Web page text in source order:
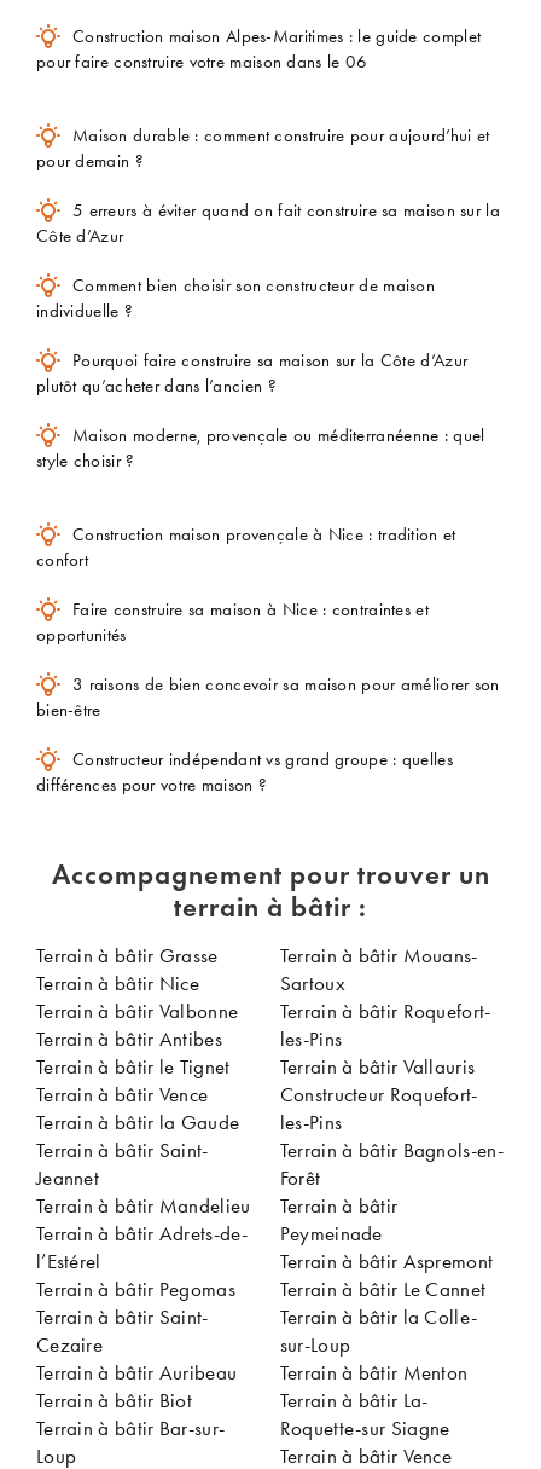
Accompagnement pour trouver un
terrain à bâtir :
Terrain à bâtir Grasse
Terrain à bâtir Nice
Terrain à bâtir Valbonne
Terrain à bâtir Antibes
Terrain à bâtir le Tignet
Terrain à bâtir Vence
Terrain à bâtir la Gaude
Terrain à bâtir Saint-
Jeannet
Terrain à bâtir Mandelieu
Terrain à bâtir Adrets-de-
l’Estérel
Terrain à bâtir Pegomas
Terrain à bâtir Saint-
Cezaire
Terrain à bâtir Auribeau
Terrain à bâtir Biot
Terrain à bâtir Bar-sur-
Loup
Terrain à bâtir Mouans-
Sartoux
Terrain à bâtir Roquefort-
les-Pins
Terrain à bâtir Vallauris
Constructeur Roquefort-
les-Pins
Terrain à bâtir Bagnols-en-
Forêt
Terrain à bâtir
Peymeinade
Terrain à bâtir Aspremont
Terrain à bâtir Le Cannet
Terrain à bâtir la Colle-
sur-Loup
Terrain à bâtir Menton
Terrain à bâtir La-
Roquette-sur Siagne
Terrain à bâtir Vence
Construction maison Alpes-Maritimes : le guide complet
pour faire construire votre maison dans le 06
Maison durable : comment construire pour aujourd’hui et
pour demain ?
5 erreurs à éviter quand on fait construire sa maison sur la
Côte d’Azur
Comment bien choisir son constructeur de maison
individuelle ?
Pourquoi faire construire sa maison sur la Côte d’Azur
plutôt qu’acheter dans l’ancien ?
Maison moderne, provençale ou méditerranéenne : quel
style choisir ?
Construction maison provençale à Nice : tradition et
confort
Faire construire sa maison à Nice : contraintes et
opportunités
3 raisons de bien concevoir sa maison pour améliorer son
bien-être
Constructeur indépendant vs grand groupe : quelles
différences pour votre maison ?